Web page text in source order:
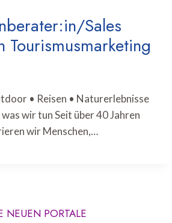
Sales
Tourismusmarketing
• Reisen • Naturerlebnisse
wir tun Seit über 40 Jahren
wir Menschen,…
NEUEN PORTALE